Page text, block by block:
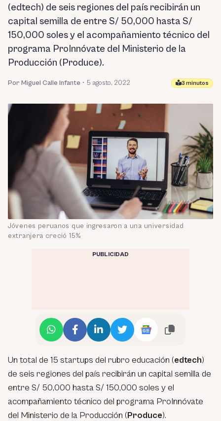
(edtech) de seis regiones del país recibirán un
capital semilla de entre S/ 50,000 hasta S/
150,000 soles y el acompañamiento técnico del
programa ProInnóvate del Ministerio de la
Producción (Produce).
Por Miguel Calle Infante • 5 agosto, 2022 3 minutos
Jóvenes peruanos que ingresaron a una universidad
extranjera creció 15%
PUBLICIDAD
Un total de 15 startups del rubro educación (edtech)
de seis regiones del país recibirán un capital semilla de
entre S/ 50,000 hasta S/ 150,000 soles y el
acompañamiento técnico del programa ProInnóvate
del Ministerio de la Producción (Produce).